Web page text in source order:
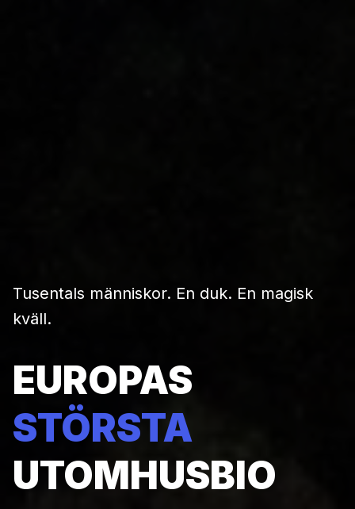
Tusentals människor. En duk. En magisk
kväll.
EUROPAS
STÖRSTA
UTOMHUSBIO